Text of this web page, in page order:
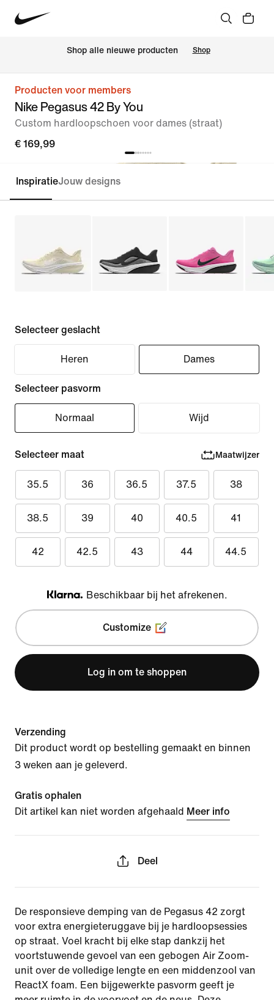
Shop alle nieuwe producten Shop
Producten voor members
Nike Pegasus 42 By You
Custom hardloopschoen voor dames (straat)
€ 169,99
Customize
InspiratieJouw designs
Selecteer geslacht
Heren Dames
Selecteer pasvorm
Normaal Wijd
Selecteer maat Maatwijzer
35.5 36 36.5 37.5 38
38.5 39 40 40.5 41
42 42.5 43 44 44.5
Klarna
Beschikbaar bij het afrekenen.
Customize
Log in om te shoppen
Verzending
Dit product wordt op bestelling gemaakt en binnen
3 weken aan je geleverd.
Gratis ophalen
Dit artikel kan niet worden afgehaald Meer info
Deel
De responsieve demping van de Pegasus 42 zorgt
voor extra energieteruggave bij je hardloopsessies
op straat. Voel kracht bij elke stap dankzij het
voortstuwende gevoel van een gebogen Air Zoom-
unit over de volledige lengte en een middenzool van
ReactX foam. Een bijgewerkte pasvorm geeft je